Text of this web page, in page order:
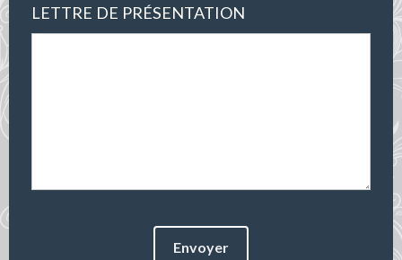
LETTRE DE PRÉSENTATION
Envoyer